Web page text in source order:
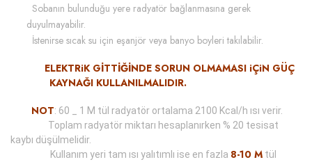
Sobanın bulunduğu yere radyatör bağlanmasına gerek
duyulmayabilir.
İstenirse sıcak su için eşanjör veya banyo boyleri takılabilir.
ELEKTRiK GİTTİĞİNDE SORUN OLMAMASI iÇiN GÜÇ
KAYNAĞI KULLANILMALIDIR.
NOT: 60 _ 1 M tül radyatör ortalama 2100 Kcal/h ısı verir.
Toplam radyatör miktarı hesaplanırken % 20 tesisat
kaybı düşülmelidir.
Kullanım yeri tam ısı yalıtımlı ise en fazla 8-10 M tül